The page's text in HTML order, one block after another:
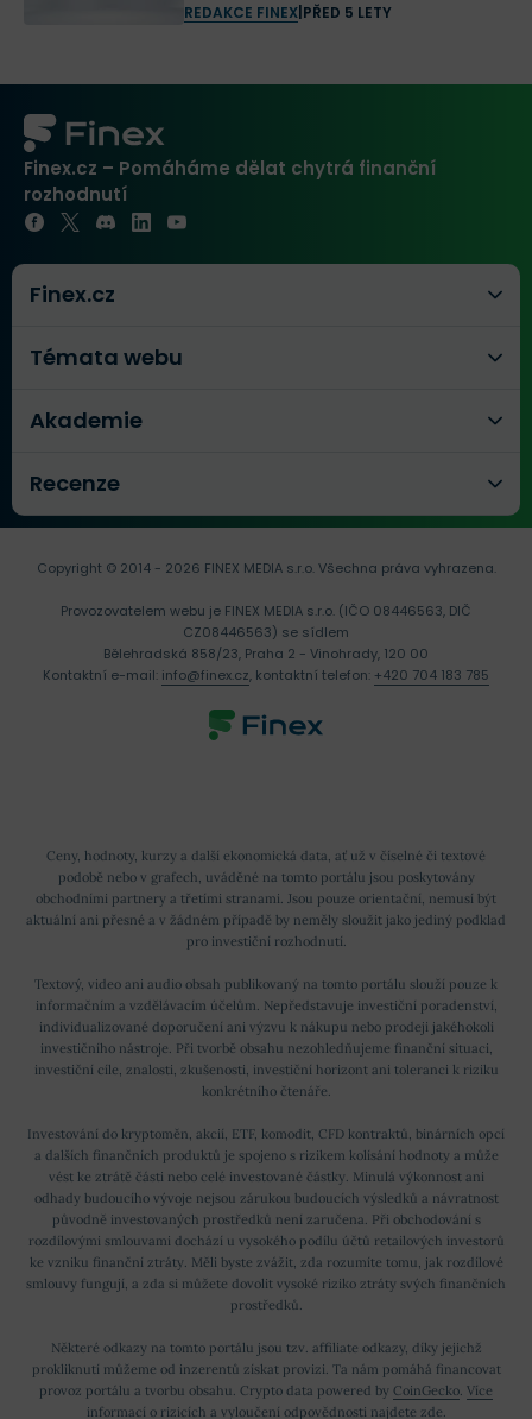
REDAKCE FINEX| PŘED 5 LETY
Finex.cz – Pomáháme dělat chytrá finanční
rozhodnutí
Finex.cz
Témata webu
Akademie
Recenze
Ceny, hodnoty, kurzy a další ekonomická data, ať už v číselné či textové
podobě nebo v grafech, uváděné na tomto portálu jsou poskytovány
obchodními partnery a třetími stranami. Jsou pouze orientační, nemusí být
aktuální ani přesné a v žádném případě by neměly sloužit jako jediný podklad
pro investiční rozhodnutí.
Textový, video ani audio obsah publikovaný na tomto portálu slouží pouze k
informačním a vzdělávacím účelům. Nepředstavuje investiční poradenství,
individualizované doporučení ani výzvu k nákupu nebo prodeji jakéhokoli
investičního nástroje. Při tvorbě obsahu nezohledňujeme finanční situaci,
investiční cíle, znalosti, zkušenosti, investiční horizont ani toleranci k riziku
konkrétního čtenáře.
Investování do kryptoměn, akcií, ETF, komodit, CFD kontraktů, binárních opcí
a dalších finančních produktů je spojeno s rizikem kolísání hodnoty a může
vést ke ztrátě části nebo celé investované částky. Minulá výkonnost ani
odhady budoucího vývoje nejsou zárukou budoucích výsledků a návratnost
původně investovaných prostředků není zaručena. Při obchodování s
rozdílovými smlouvami dochází u vysokého podílu účtů retailových investorů
ke vzniku finanční ztráty. Měli byste zvážit, zda rozumíte tomu, jak rozdílové
smlouvy fungují, a zda si můžete dovolit vysoké riziko ztráty svých finančních
prostředků.
Některé odkazy na tomto portálu jsou tzv. affiliate odkazy, díky jejichž
prokliknutí můžeme od inzerentů získat provizi. Ta nám pomáhá financovat
provoz portálu a tvorbu obsahu. Crypto data powered by CoinGecko. Více
informací o rizicích a vyloučení odpovědnosti najdete zde.
Copyright © 2014 - 2026 FINEX MEDIA s.r.o.Všechna práva vyhrazena.
Provozovatelem webu je FINEX MEDIA s.r.o. (IČO 08446563, DIČ
CZ08446563) se sídlem
Bělehradská 858/23, Praha 2 - Vinohrady, 120 00
Kontaktní e-mail: info@finex.cz, kontaktní telefon: +420 704 183 785